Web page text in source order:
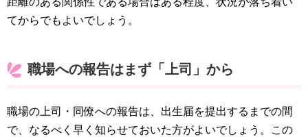
てからでもよいでしょう。
職場への報告はまず「上司」から
職場の上司・同僚への報告は、出生届を提出するまでの間
で、なるべく早く知らせておいた方がよいでしょう。この